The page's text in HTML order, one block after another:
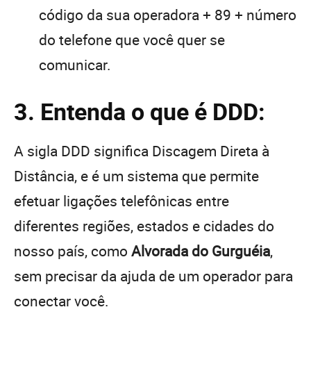
código da sua operadora + 89 + número
do telefone que você quer se
comunicar.
3. Entenda o que é DDD:
A sigla DDD significa Discagem Direta à
Distância, e é um sistema que permite
efetuar ligações telefônicas entre
diferentes regiões, estados e cidades do
nosso país, como Alvorada do Gurguéia,
sem precisar da ajuda de um operador para
conectar você.